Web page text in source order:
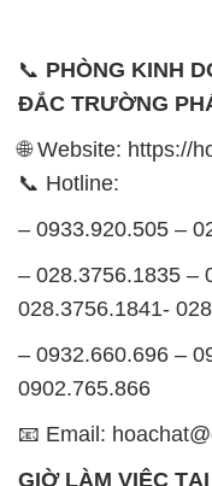
– 0932.660.696 –
0902.765.866
📧 Email:
GIỜ LÀM VIỆC
TRƯỜNG PHÁT
Thời gian làm việc
được tổ chức như
Thứ 2 đến thứ 6:
chiều: từ 12h30 đến
Thứ 7: Buổi sáng: